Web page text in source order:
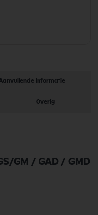
Aanvullende informatie
Overig
GM / GAD / GMD